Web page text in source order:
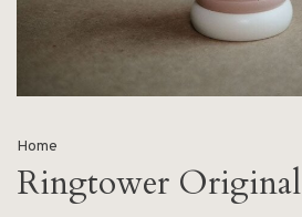
Home
Ringtower Original